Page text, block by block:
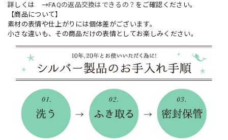
詳しくは →FAQの返品交換はできるの？ をご確認ください。
【商品について】
素材の表情や仕上がりには個体差がございます。
小さな違いも、その商品だけの表情としてお楽しみください。